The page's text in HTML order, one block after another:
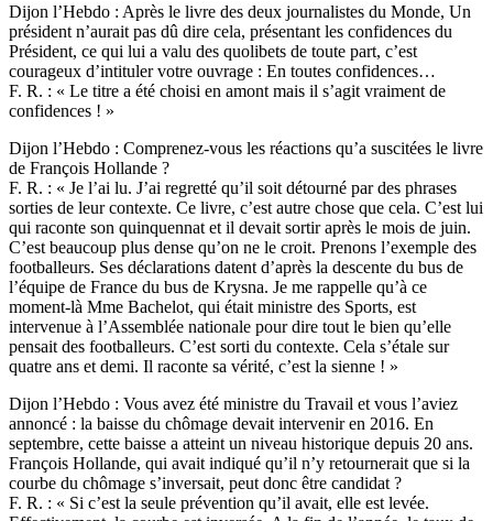
Dijon l’Hebdo : Après le livre des deux journalistes du Monde, Un
président n’aurait pas dû dire cela, présentant les confidences du
Président, ce qui lui a valu des quolibets de toute part, c’est
courageux d’intituler votre ouvrage : En toutes confidences…
F. R. : « Le titre a été choisi en amont mais il s’agit vraiment de
confidences ! »
Dijon l’Hebdo : Comprenez-vous les réactions qu’a suscitées le livre
de François Hollande ?
F. R. : « Je l’ai lu. J’ai regretté qu’il soit détourné par des phrases
sorties de leur contexte. Ce livre, c’est autre chose que cela. C’est lui
qui raconte son quinquennat et il devait sortir après le mois de juin.
C’est beaucoup plus dense qu’on ne le croit. Prenons l’exemple des
footballeurs. Ses déclarations datent d’après la descente du bus de
l’équipe de France du bus de Krysna. Je me rappelle qu’à ce
moment-là Mme Bachelot, qui était ministre des Sports, est
intervenue à l’Assemblée nationale pour dire tout le bien qu’elle
pensait des footballeurs. C’est sorti du contexte. Cela s’étale sur
quatre ans et demi. Il raconte sa vérité, c’est la sienne ! »
Dijon l’Hebdo : Vous avez été ministre du Travail et vous l’aviez
annoncé : la baisse du chômage devait intervenir en 2016. En
septembre, cette baisse a atteint un niveau historique depuis 20 ans.
François Hollande, qui avait indiqué qu’il n’y retournerait que si la
courbe du chômage s’inversait, peut donc être candidat ?
F. R. : « Si c’est la seule prévention qu’il avait, elle est levée.